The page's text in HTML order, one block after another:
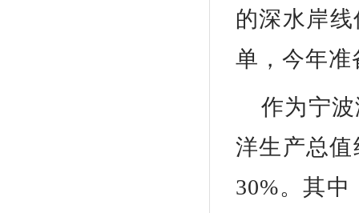
的深水岸
单，今年准
作为宁
洋生产总
30%。其